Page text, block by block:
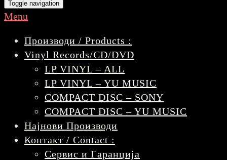
Toggle navigation
Menu
Производи / Products :
Vinyl Records/CD/DVD
LP VINYL – ALL
LP VINYL – YU MUSIC
COMPACT DISC – SONY
COMPACT DISC – YU MUSIC
Најнови Производи
Контакт / Contact :
Сервис и Гаранција